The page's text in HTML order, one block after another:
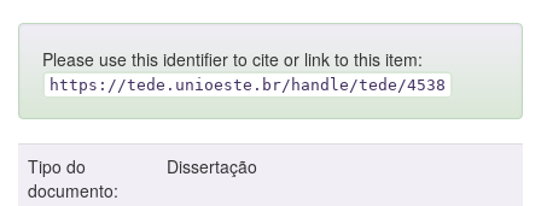
Please use this identifier to cite or link to this item:
https://tede.unioeste.br/handle/tede/4538
Tipo do
documento:
Dissertação